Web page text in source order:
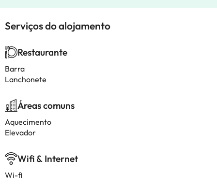
Serviços do alojamento
Restaurante
Barra
Lanchonete
Áreas comuns
Aquecimento
Elevador
Wifi & Internet
Wi-fi